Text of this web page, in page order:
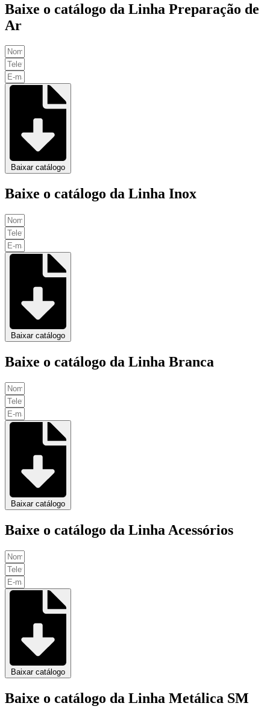
Baixe o catálogo da Linha Preparação de
Ar
Baixar catálogo
Baixe o catálogo da Linha Inox
Baixar catálogo
Baixe o catálogo da Linha Branca
Baixar catálogo
Baixe o catálogo da Linha Acessórios
Baixar catálogo
Baixe o catálogo da Linha Metálica SM